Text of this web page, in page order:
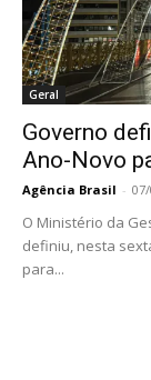
Geral
Governo
Ano-Novo
Agência Brasil -
O Ministério da
definiu, nesta
para...